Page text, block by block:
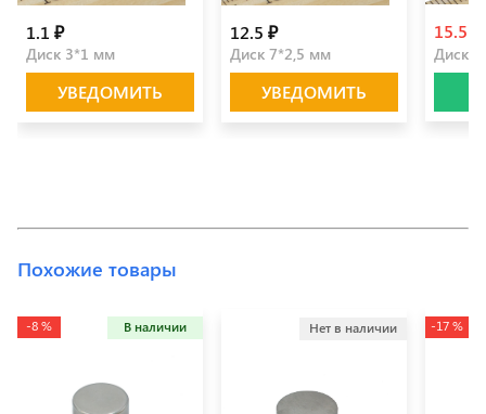
1.1 ₽
Диск 3*1 мм
УВЕДОМИТЬ
12.5 ₽
Диск 7*2,5 мм
УВЕДОМИТЬ
15.5 ₽
Диск
Похожие товары
-8 % В наличии Нет в наличии -17 %